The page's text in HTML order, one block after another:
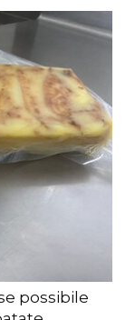
possibile